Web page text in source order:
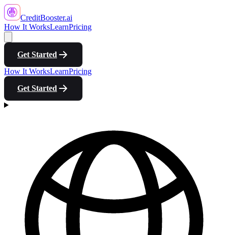
CreditBooster.ai
How It WorksLearnPricing
Get Started
How It WorksLearnPricing
Get Started